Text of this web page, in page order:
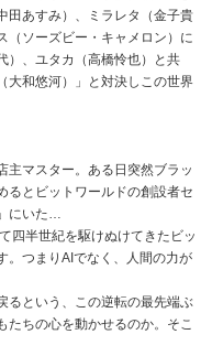
田あすみ）、ミラレタ（金子貴
（ソーズビー・キャメロン）に
）、ユタカ（高橋怜也）と共
大和悠河）」と対決しこの世界
主マスター。ある日突然ブラッ
るとビットワールドの創設者セ
にいた…
四半世紀を駆けぬけてきたビッ
。つまりAIでなく、人間の力が
るという、この逆転の最先端ぶ
たちの心を動かせるのか。そこ